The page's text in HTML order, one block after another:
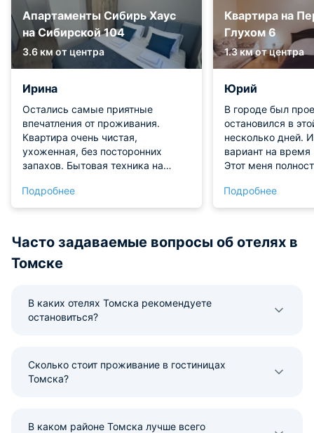
Апартаменты Сибирь Хаус
на Сибирской 104
3.6 км от центра
Ирина
Остались самые приятные
впечатления от проживания.
Квартира очень чистая,
ухоженная, без посторонних
запахов. Бытовая техника на
Проживанием остались
довольны!
Подробнее
Квартира на
Глухом 6
1.3 км от центра
Юрий
В городе был
остановился в
несколько дней.
вариант на
Этот меня
полностью
в наличии.
Апартаменты
Подробнее
Часто задаваемые вопросы об отелях в
Томске
В каких отелях Томска рекомендуете
остановиться?
Сколько стоит проживание в гостиницах
Томска?
В каком районе Томска лучше всего